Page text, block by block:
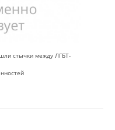
стычки между ЛГБТ-